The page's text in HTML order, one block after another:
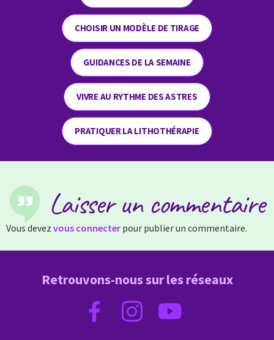
CHOISIR UN MODÈLE DE TIRAGE
GUIDANCES DE LA SEMAINE
VIVRE AU RYTHME DES ASTRES
PRATIQUER LA LITHOTHÉRAPIE
Laisser un commentaire
Vous devez vous connecter pour publier un commentaire.
Retrouvons-nous sur les réseaux